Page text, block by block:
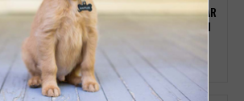
IRS SOLIDÁRIO ÂNIMAS: COMO TRANSFORMAR
1% DO SEU IMPOSTO EM APOIO REAL A QUEM
MAIS PRECISA